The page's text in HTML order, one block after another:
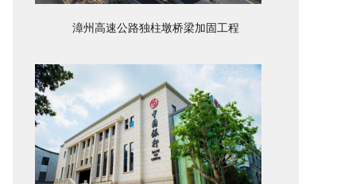
漳州高速公路独柱墩桥梁加固工程